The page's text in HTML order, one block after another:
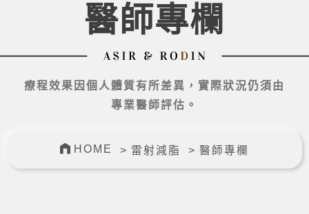
醫師專欄
療程效果因個人體質有所差異，實際狀況仍須由
專業醫師評估。
HOME 雷射減脂 醫師專欄